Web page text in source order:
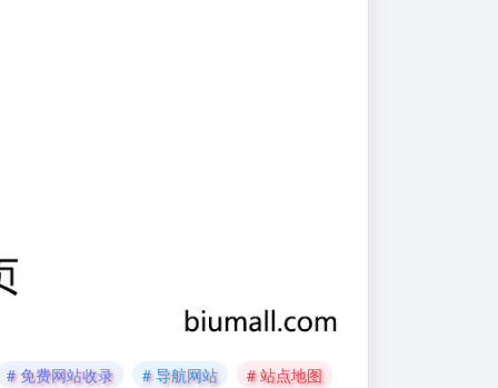
# 免费网站收录 # 导航网站
# 站点地图